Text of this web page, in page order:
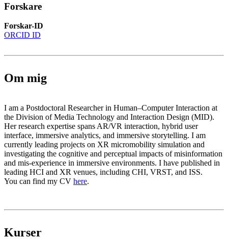
Forskare
Forskar-ID
ORCID ID
Om mig
I am a Postdoctoral Researcher in Human–Computer Interaction at
the Division of Media Technology and Interaction Design (MID).
Her research expertise spans AR/VR interaction, hybrid user
interface, immersive analytics, and immersive storytelling. I am
currently leading projects on XR micromobility simulation and
investigating the cognitive and perceptual impacts of misinformation
and mis-experience in immersive environments. I have published in
leading HCI and XR venues, including CHI, VRST, and ISS.
You can find my CV here.
Kurser